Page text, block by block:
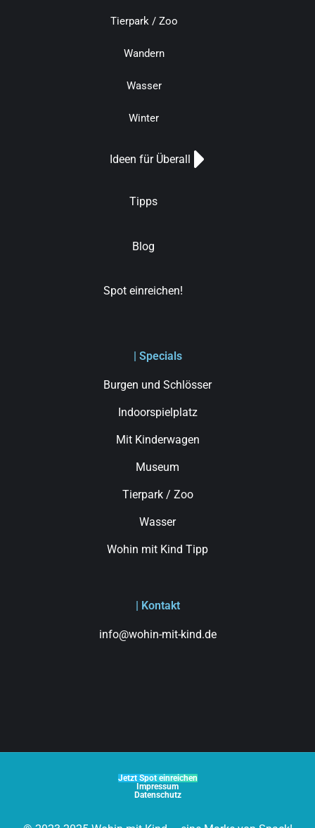
Tierpark / Zoo
Wandern
Wasser
Winter
Ideen für Überall
Tipps
Blog
Spot einreichen!
| Specials
Burgen und Schlösser
Indoorspielplatz
Mit Kinderwagen
Museum
Tierpark / Zoo
Wasser
Wohin mit Kind Tipp
| Kontakt
info@wohin-mit-kind.de
Jetzt Spot einreichen
Impressum
Datenschutz